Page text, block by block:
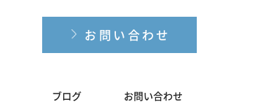
お問い合わせ
ブログ お問い合わせ